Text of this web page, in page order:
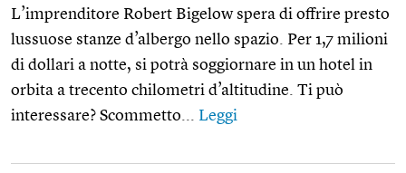
L’imprenditore Robert Bigelow spera di offrire presto
lussuose stanze d’albergo nello spazio. Per 1,7 milioni
di dollari a notte, si potrà soggiornare in un hotel in
orbita a trecento chilometri d’altitudine. Ti può
interessare? Scommetto... Leggi